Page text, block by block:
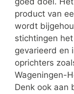
product van
wordt
stichtingen
gevarieerd en
oprichters
Wageningen-
Denk ook aan